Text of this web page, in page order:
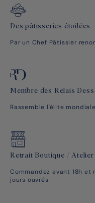
Des pâtisseries étoilées
Par un Chef Pâtissier
Membre des Relais
Rassemble l'élite
Retrait Boutique / Atelier
Commandez avant 18h
jours ouvrés